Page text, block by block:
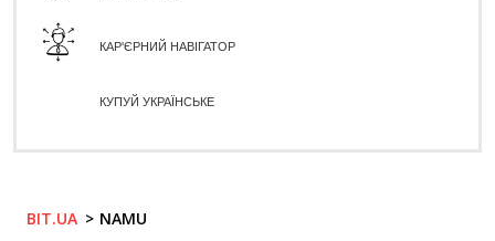
КАР'ЄРНИЙ НАВІГАТОР
КУПУЙ УКРАЇНСЬКЕ
BIT.UA NAMU